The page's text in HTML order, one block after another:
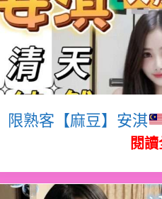
限熟客【麻豆】安淇
閱